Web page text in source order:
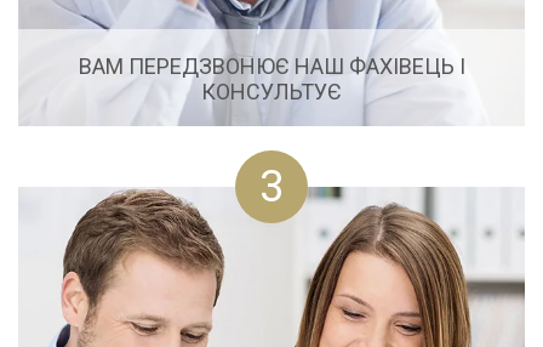
ВАМ ПЕРЕДЗВОНЮЄ НАШ ФАХІВЕЦЬ І
КОНСУЛЬТУЄ
Після того, як Ви залишили запит, оператор
передасть його профільного фахівця, котрий
зв'яжеться з Вами, щоб проконсультувати Вас по
даному питанню.
3